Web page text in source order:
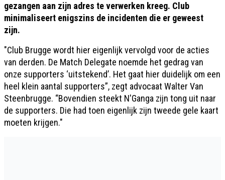
gezangen aan zijn adres te verwerken kreeg. Club
minimaliseert enigszins de incidenten die er geweest
zijn.
"Club Brugge wordt hier eigenlijk vervolgd voor de acties
van derden. De Match Delegate noemde het gedrag van
onze supporters ‘uitstekend’. Het gaat hier duidelijk om een
heel klein aantal supporters”, zegt advocaat Walter Van
Steenbrugge. “Bovendien steekt N'Ganga zijn tong uit naar
de supporters. Die had toen eigenlijk zijn tweede gele kaart
moeten krijgen."